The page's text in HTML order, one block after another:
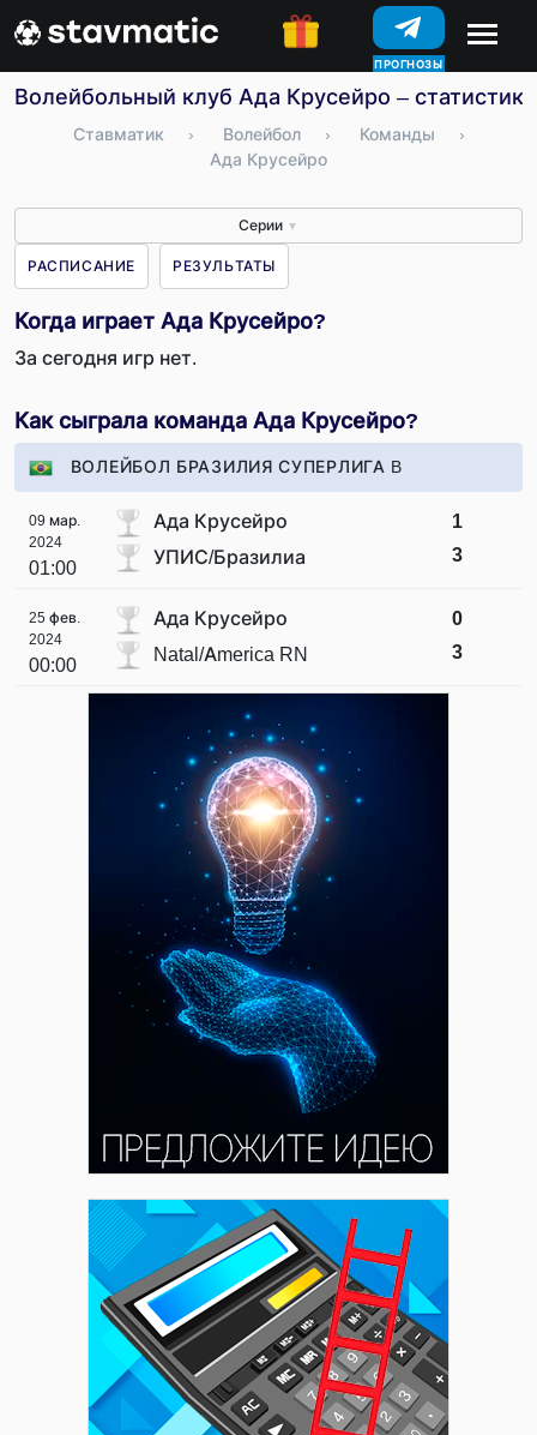
ПРОГНОЗЫ
Волейбольный клуб Ада Крусейро –
Ставматик › Волейбол › Команды
›
Ада Крусейро
Серии ▼
РАСПИСАНИЕ РЕЗУЛЬТАТЫ
Когда играет Ада Крусейро?
За сегодня игр нет.
Как сыграла команда Ада Крусейро?
ВОЛЕЙБОЛ БРАЗИЛИЯ СУПЕРЛИГА B
09 мар.
2024
01:00
Ада Крусейро
УПИС/Бразилиа
1
3
25 фев.
2024
00:00
Ада Крусейро
Natal/America RN
0
3